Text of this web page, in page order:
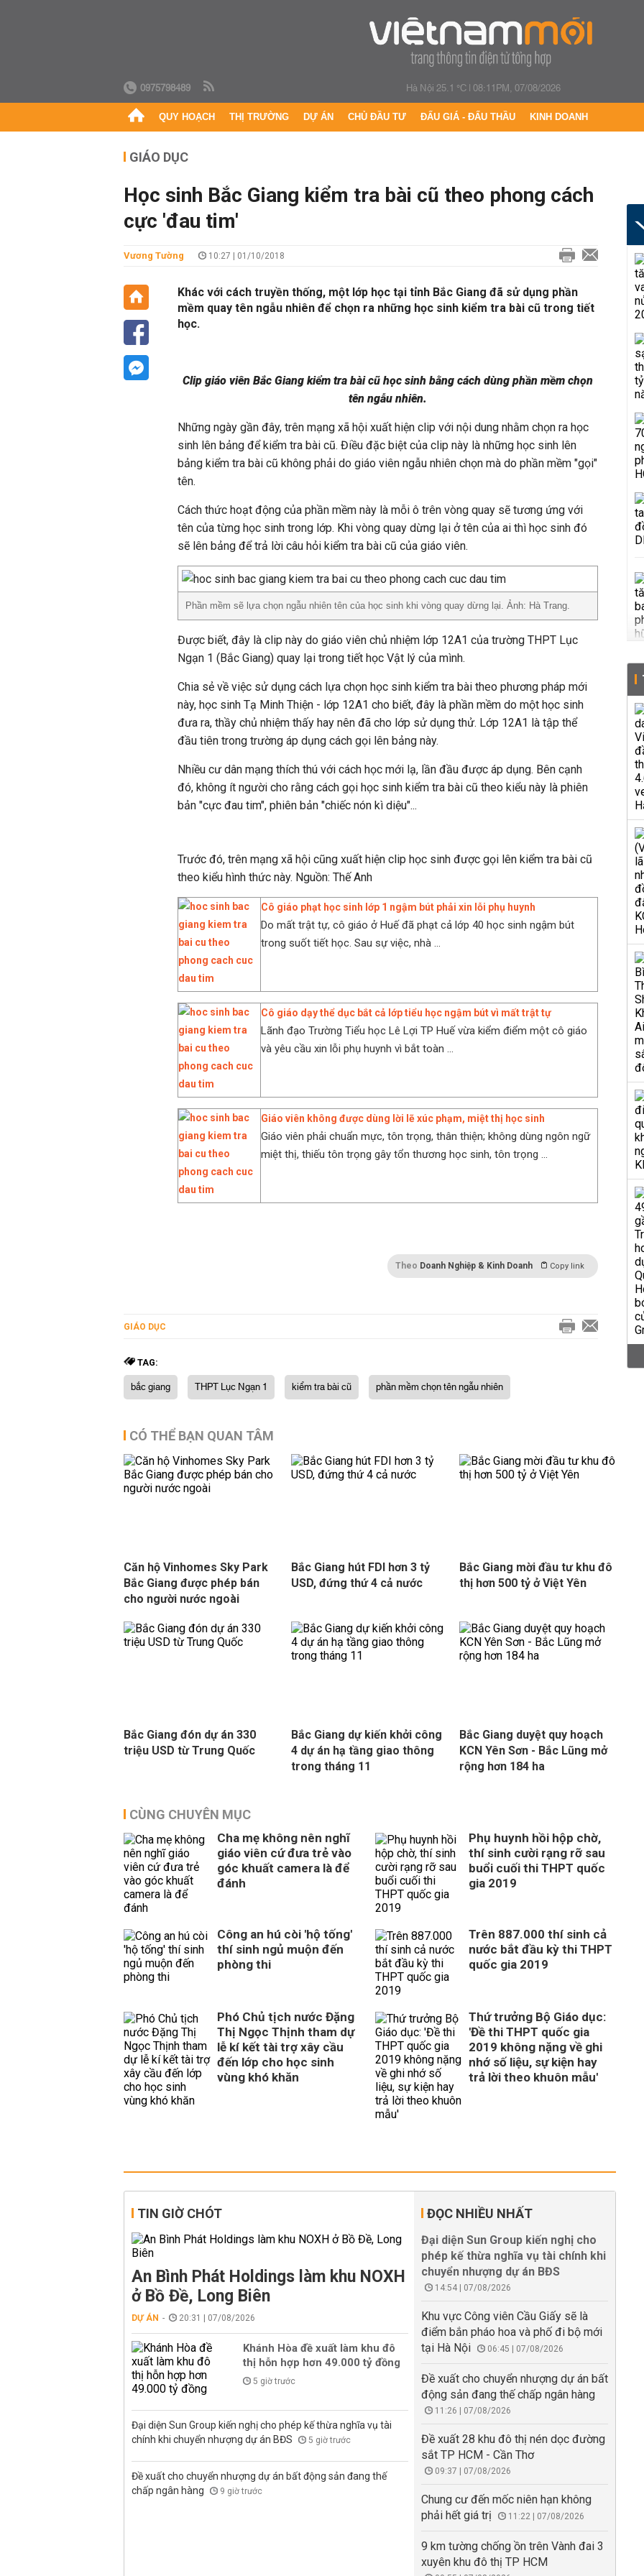
0975798489 Hà Nội 25.1 °C|08:11PM, 07/08/2026
QUY HOẠCH THỊ TRƯỜNG DỰ ÁN CHỦ ĐẦU TƯ ĐẤU GIÁ - ĐẤU THẦU KINH DOANH
GIÁO DỤC
Học sinh Bắc Giang kiểm tra bài cũ theo phong cách
cực 'đau tim'
Vương Tường 10:27 | 01/10/2018
Khác với cách truyền thống, một lớp học tại tỉnh Bắc Giang đã sử dụng phần
mềm quay tên ngẫu nhiên để chọn ra những học sinh kiểm tra bài cũ trong tiết
học.
Clip giáo viên Bắc Giang kiểm tra bài cũ học sinh bằng cách dùng phần mềm chọn
tên ngẫu nhiên.
Những ngày gần đây, trên mạng xã hội xuất hiện clip với nội dung nhằm chọn ra học
sinh lên bảng để kiểm tra bài cũ. Điều đặc biệt của clip này là những học sinh lên
bảng kiểm tra bài cũ không phải do giáo viên ngẫu nhiên chọn mà do phần mềm "gọi"
tên.
Cách thức hoạt động của phần mềm này là mỗi ô trên vòng quay sẽ tương ứng với
tên của từng học sinh trong lớp. Khi vòng quay dừng lại ở tên của ai thì học sinh đó
sẽ lên bảng để trả lời câu hỏi kiểm tra bài cũ của giáo viên.
Phần mềm sẽ lựa chọn ngẫu nhiên tên của học sinh khi vòng quay dừng lại. Ảnh: Hà Trang.
Được biết, đây là clip này do giáo viên chủ nhiệm lớp 12A1 của trường THPT Lục
Ngạn 1 (Bắc Giang) quay lại trong tiết học Vật lý của mình.
Chia sẻ về việc sử dụng cách lựa chọn học sinh kiểm tra bài theo phương pháp mới
này, học sinh Tạ Minh Thiện - lớp 12A1 cho biết, đây là phần mềm do một học sinh
đưa ra, thầy chủ nhiệm thấy hay nên đã cho lớp sử dụng thử. Lớp 12A1 là tập thể
đầu tiên trong trường áp dụng cách gọi lên bảng này.
Nhiều cư dân mạng thích thú với cách học mới lạ, lần đầu được áp dụng. Bên cạnh
đó, không ít người cho rằng cách gọi học sinh kiểm tra bài cũ theo kiểu này là phiên
bản "cực đau tim", phiên bản "chiếc nón kì diệu"...
Trước đó, trên mạng xã hội cũng xuất hiện clip học sinh được gọi lên kiểm tra bài cũ
theo kiểu hình thức này. Nguồn: Thế Anh
Cô giáo phạt học sinh lớp 1 ngậm bút phải xin lỗi phụ huynh
Do mất trật tự, cô giáo ở Huế đã phạt cả lớp 40 học sinh ngậm bút
trong suốt tiết học. Sau sự việc, nhà ...
Cô giáo dạy thể dục bắt cả lớp tiểu học ngậm bút vì mất trật tự
Lãnh đạo Trường Tiểu học Lê Lợi TP Huế vừa kiểm điểm một cô giáo
và yêu cầu xin lỗi phụ huynh vì bắt toàn ...
Giáo viên không được dùng lời lẽ xúc phạm, miệt thị học sinh
Giáo viên phải chuẩn mực, tôn trọng, thân thiện; không dùng ngôn ngữ
miệt thị, thiếu tôn trọng gây tổn thương học sinh, tôn trọng ...
Theo Doanh Nghiệp & Kinh Doanh Copy link
GIÁO DỤC
TAG:
bắc giang THPT Lục Ngạn 1 kiểm tra bài cũ phần mềm chọn tên ngẫu nhiên
CÓ THỂ BẠN QUAN TÂM
Căn hộ Vinhomes Sky Park
Bắc Giang được phép bán
cho người nước ngoài
Bắc Giang hút FDI hơn 3 tỷ
USD, đứng thứ 4 cả nước
Bắc Giang mời đầu tư khu đô
thị hơn 500 tỷ ở Việt Yên
Bắc Giang đón dự án 330
triệu USD từ Trung Quốc
Bắc Giang dự kiến khởi công
4 dự án hạ tầng giao thông
trong tháng 11
Bắc Giang duyệt quy hoạch
KCN Yên Sơn - Bắc Lũng mở
rộng hơn 184 ha
CÙNG CHUYÊN MỤC
Cha mẹ không nên nghĩ
giáo viên cứ đưa trẻ vào
góc khuất camera là để
đánh
Phụ huynh hồi hộp chờ,
thí sinh cười rạng rỡ sau
buổi cuối thi THPT quốc
gia 2019
Công an hú còi 'hộ tống'
thí sinh ngủ muộn đến
phòng thi
Trên 887.000 thí sinh cả
nước bắt đầu kỳ thi THPT
quốc gia 2019
Phó Chủ tịch nước Đặng
Thị Ngọc Thịnh tham dự
lễ kí kết tài trợ xây cầu
đến lớp cho học sinh
vùng khó khăn
Thứ trưởng Bộ Giáo dục:
'Đề thi THPT quốc gia
2019 không nặng về ghi
nhớ số liệu, sự kiện hay
trả lời theo khuôn mẫu'
TIN GIỜ CHÓT
An Bình Phát Holdings làm khu NOXH
ở Bồ Đề, Long Biên
DỰ ÁN 20:31 | 07/08/2026
Khánh Hòa đề xuất làm khu đô
thị hỗn hợp hơn 49.000 tỷ đồng
5 giờ trước
Đại diện Sun Group kiến nghị cho phép kế thừa nghĩa vụ tài
chính khi chuyển nhượng dự án BĐS
5 giờ trước
Đề xuất cho chuyển nhượng dự án bất động sản đang thế
chấp ngân hàng
9 giờ trước
ĐỌC NHIỀU NHẤT
Đại diện Sun Group kiến nghị cho
phép kế thừa nghĩa vụ tài chính khi
chuyển nhượng dự án BĐS
14:54 | 07/08/2026
Khu vực Công viên Cầu Giấy sẽ là
điểm bắn pháo hoa và phố đi bộ mới
tại Hà Nội
06:45 | 07/08/2026
Đề xuất cho chuyển nhượng dự án bất
động sản đang thế chấp ngân hàng
11:26 | 07/08/2026
Đề xuất 28 khu đô thị nén dọc đường
sắt TP HCM - Cần Thơ
09:37 | 07/08/2026
Chung cư đến mốc niên hạn không
phải hết giá trị
11:22 | 07/08/2026
9 km tường chống ồn trên Vành đai 3
xuyên khu đô thị TP HCM